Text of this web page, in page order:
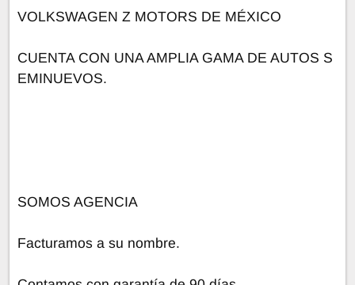
VOLKSWAGEN Z MOTORS DE MÉXICO
CUENTA CON UNA AMPLIA GAMA DE AUTOS S
EMINUEVOS.
SOMOS AGENCIA
Facturamos a su nombre.